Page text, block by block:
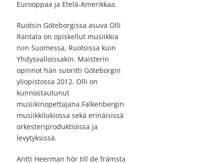
Eurooppaa ja Etelä-Amerikkaa.
Ruotsin Göteborgissa asuva Olli
Rantala on opiskellut musiikkia
niin Suomessa, Ruotsissa kuin
Yhdysvalloissakin. Maisterin
opinnot hän suoritti Göteborgin
yliopistossa 2012. Olli on
kunnostautunut
musiikinopettajana Falkenbergin
musiikkilukiossa sekä erinäisissä
orkesteriproduktioissa ja
levytyksissä.
Antti Heerman hör till de främsta